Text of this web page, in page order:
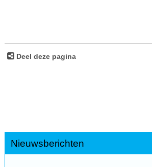
Deel deze pagina
Nieuwsberichten